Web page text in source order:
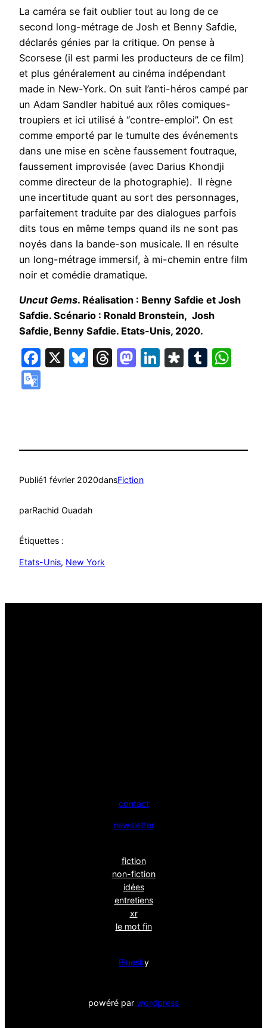
La caméra se fait oublier tout au long de ce
second long-métrage de Josh et Benny Safdie,
déclarés génies par la critique. On pense à
Scorsese (il est parmi les producteurs de ce film)
et plus généralement au cinéma indépendant
made in New-York. On suit l’anti-héros campé par
un Adam Sandler habitué aux rôles comiques-
troupiers et ici utilisé à “contre-emploi”. On est
comme emporté par le tumulte des événements
dans une mise en scène faussement foutraque,
faussement improvisée (avec Darius Khondji
comme directeur de la photographie). Il règne
une incertitude quant au sort des personnages,
parfaitement traduite par des dialogues parfois
dits tous en même temps quand ils ne sont pas
noyés dans la bande-son musicale. Il en résulte
un long-métrage immersif, à mi-chemin entre film
noir et comédie dramatique.
Uncut Gems. Réalisation : Benny Safdie et Josh
Safdie. Scénario : Ronald Bronstein, Josh
Safdie, Benny Safdie. Etats-Unis, 2020.
Facebook
X Bluesky
Threads
Mastodon
LinkedIn
Diaspora
Publié1 février 2020dansFiction
parRachid Ouadah
Étiquettes :
Etats-Unis, New York
contact
newsletter
fiction
non-fiction
idées
entretiens
xr
le mot fin
Bluesky
powéré par wordpress